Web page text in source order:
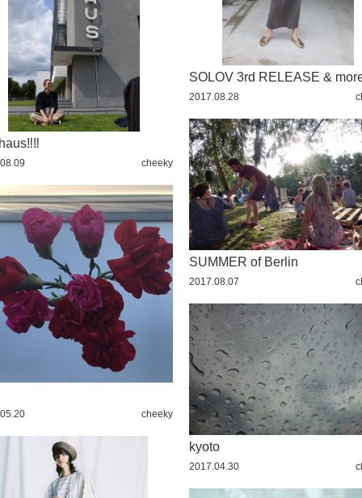
SOLOV 3rd RELEASE &
2017.08.28
cheeky
SUMMER of Berlin
2017.08.07
cheeky
kyoto
2017.04.30